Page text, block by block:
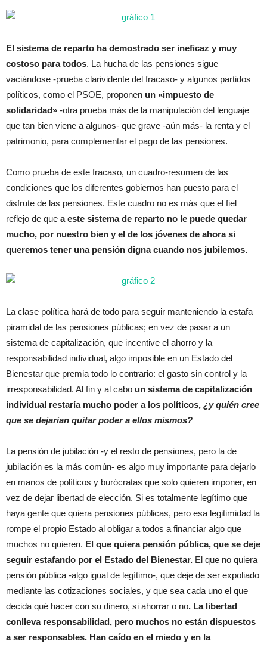
El sistema de reparto ha demostrado ser ineficaz y muy
costoso para todos. La hucha de las pensiones sigue
vaciándose -prueba clarividente del fracaso- y algunos partidos
políticos, como el PSOE, proponen un «impuesto de
solidaridad» -otra prueba más de la manipulación del lenguaje
que tan bien viene a algunos- que grave -aún más- la renta y el
patrimonio, para complementar el pago de las pensiones.
Como prueba de este fracaso, un cuadro-resumen de las
condiciones que los diferentes gobiernos han puesto para el
disfrute de las pensiones. Este cuadro no es más que el fiel
reflejo de que a este sistema de reparto no le puede quedar
mucho, por nuestro bien y el de los jóvenes de ahora si
queremos tener una pensión digna cuando nos jubilemos.
La clase política hará de todo para seguir manteniendo la estafa
piramidal de las pensiones públicas; en vez de pasar a un
sistema de capitalización, que incentive el ahorro y la
responsabilidad individual, algo imposible en un Estado del
Bienestar que premia todo lo contrario: el gasto sin control y la
irresponsabilidad. Al fin y al cabo un sistema de capitalización
individual restaría mucho poder a los políticos, ¿y quién cree
que se dejarían quitar poder a ellos mismos?
La pensión de jubilación -y el resto de pensiones, pero la de
jubilación es la más común- es algo muy importante para dejarlo
en manos de políticos y burócratas que solo quieren imponer, en
vez de dejar libertad de elección. Si es totalmente legítimo que
haya gente que quiera pensiones públicas, pero esa legitimidad la
rompe el propio Estado al obligar a todos a financiar algo que
muchos no quieren. El que quiera pensión pública, que se deje
seguir estafando por el Estado del Bienestar. El que no quiera
pensión pública -algo igual de legítimo-, que deje de ser expoliado
mediante las cotizaciones sociales, y que sea cada uno el que
decida qué hacer con su dinero, si ahorrar o no. La libertad
conlleva responsabilidad, pero muchos no están dispuestos
a ser responsables. Han caído en el miedo y en la